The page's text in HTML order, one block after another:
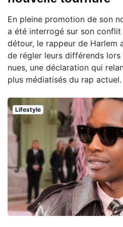
En pleine promotion de son
a été interrogé sur son conflit
détour, le rappeur de Harlem
de régler leurs différends
nues, une déclaration qui
plus médiatisés du rap actuel.
Lifestyle